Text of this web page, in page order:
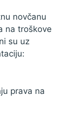
novčanu
na troškove
su uz
prava na